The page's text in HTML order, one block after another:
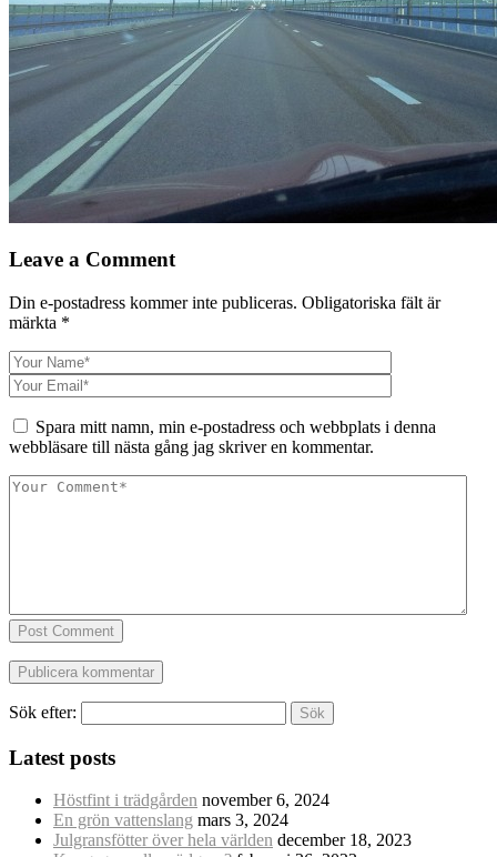
Leave a Comment
Din e-postadress kommer inte publiceras. Obligatoriska fält är
märkta *
Spara mitt namn, min e-postadress och webbplats i denna
webbläsare till nästa gång jag skriver en kommentar.
Post Comment
Sök efter:
Latest posts
Höstfint i trädgården november 6, 2024
En grön vattenslang mars 3, 2024
Julgransfötter över hela världen december 18, 2023